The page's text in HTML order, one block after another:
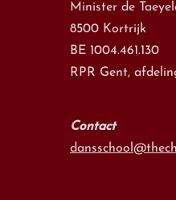
Minister de
8500 Kortrijk
BE 1004.461.130
RPR Gent,
Contact